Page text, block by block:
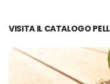
VISITA IL CATALOGO